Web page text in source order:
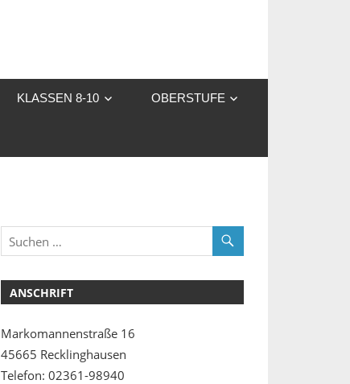
KLASSEN 8-10 OBERSTUFE
ANSCHRIFT
Markomannenstraße 16
45665 Recklinghausen
Telefon: 02361-98940